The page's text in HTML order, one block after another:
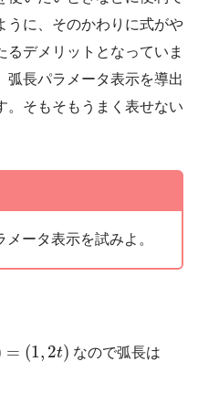
うに、そのかわりに式がや
デメリットとなっていま
弧長パラメータ表示を導出
。そもそもうまく表せない
メータ表示を試みよ。
= (1, 2t)
,2 ) なので弧長は